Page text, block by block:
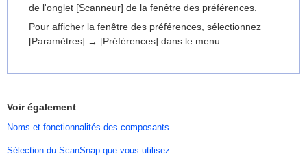
de l'onglet [Scanneur] de la fenêtre des préférences.
Pour afficher la fenêtre des préférences, sélectionnez
[Paramètres] → [Préférences] dans le menu.
Voir également
Noms et fonctionnalités des composants
Sélection du ScanSnap que vous utilisez